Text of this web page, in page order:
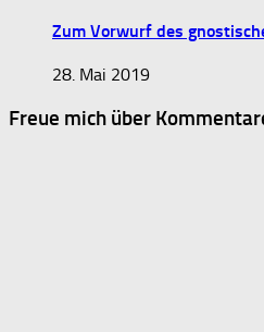
Zum Vorwurf des
28. Mai 2019
Freue mich über